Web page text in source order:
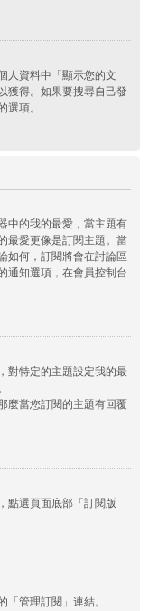
人資料中「顯示您的文
獲得。如果要搜尋自己發
選項。
中的我的最愛，當主題有
最愛更像是訂閱主題。當
如何，訂閱將會在討論區
通知選項，在會員控制台
對特定的主題設定我的最
麼當您訂閱的主題有回覆
點選頁面底部「訂閱版
管理訂閱」連結。